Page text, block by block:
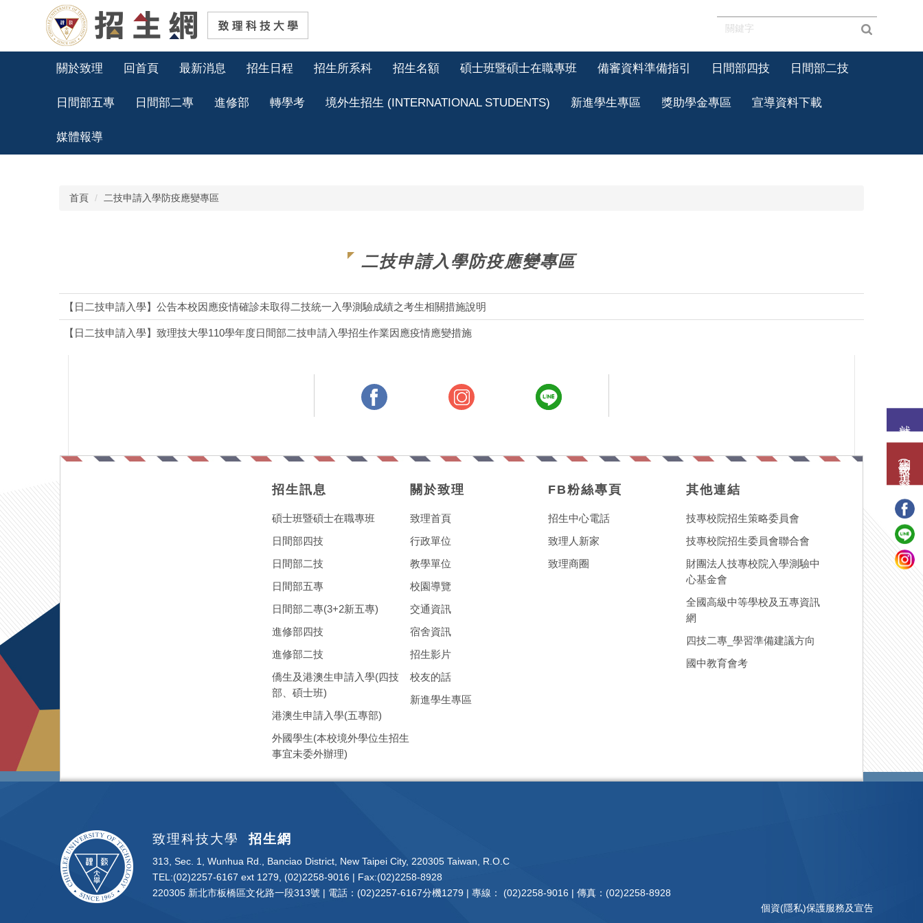
要
關於致理 回首頁 最新消息 招生日程 招生所系科 招生名額 碩士班暨碩士在職專班 備審資料準備指引 日間部四技 日間部二技
日間部五專 日間部二專 進修部 轉學考 境外生招生 (INTERNATIONAL STUDENTS) 新進學生專區 獎助學金專區 宣導資料下載
媒體報導
網路報名(填表)系統
首頁 二技申請入學防疫應變專區
二技申請入學防疫應變專區
【日二技申請入學】公告本校因應疫情確診未取得二技統一入學測驗成績之考生相關措施說明
【日二技申請入學】致理技大學110學年度日間部二技申請入學招生作業因應疫情應變措施
招生訊息
碩士班暨碩士在職專班
日間部四技
日間部二技
日間部五專
日間部二專(3+2新五專)
進修部四技
進修部二技
僑生及港澳生申請入學(四技
部、碩士班)
港澳生申請入學(五專部)
外國學生(本校境外學位生招生
事宜未委外辦理)
關於致理
致理首頁
行政單位
教學單位
校園導覽
交通資訊
宿舍資訊
招生影片
校友的話
新進學生專區
FB粉絲專頁
招生中心電話
致理人新家
致理商圈
其他連結
技專校院招生策略委員會
技專校院招生委員會聯合會
財團法人技專校院入學測驗中
心基金會
全國高級中等學校及五專資訊
網
四技二專_學習準備建議方向
國中教育會考
致理科技大學招生網
313, Sec. 1, Wunhua Rd., Banciao District, New Taipei City, 220305 Taiwan, R.O.C
TEL:(02)2257-6167 ext 1279, (02)2258-9016 | Fax:(02)2258-8928
220305 新北市板橋區文化路一段313號 | 電話：(02)2257-6167分機1279 | 專線： (02)2258-9016 | 傳真：(02)2258-8928
個資(隱私)保護服務及宣告